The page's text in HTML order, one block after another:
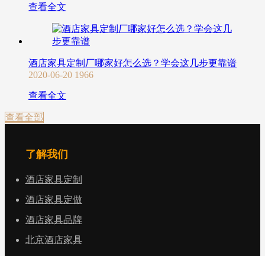
查看全文
酒店家具定制厂哪家好怎么选？学会这几步更靠谱
2020-06-20 1966
查看全文
查看全部
了解我们
酒店家具定制
酒店家具定做
酒店家具品牌
北京酒店家具